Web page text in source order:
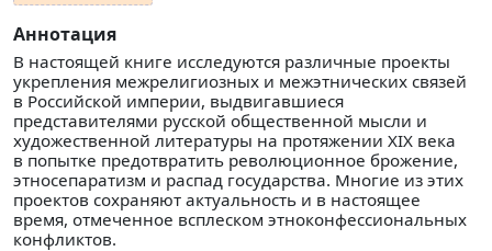
Аннотация
В настоящей книге исследуются различные проекты
укрепления межрелигиозных и межэтнических связей
в Российской империи, выдвигавшиеся
представителями русской общественной мысли и
художественной литературы на протяжении XIX века
в попытке предотвратить революционное брожение,
этносепаратизм и распад государства. Многие из этих
проектов сохраняют актуальность и в настоящее
время, отмеченное всплеском этноконфессиональных
конфликтов.